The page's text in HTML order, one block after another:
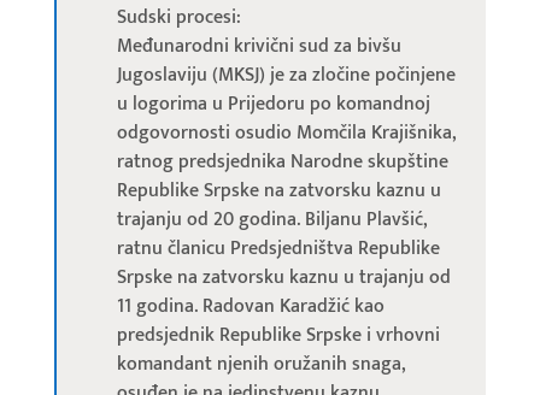
Sudski procesi:
Međunarodni krivični sud za bivšu
Jugoslaviju (MKSJ) je za zločine počinjene
u logorima u Prijedoru po komandnoj
odgovornosti osudio Momčila Krajišnika,
ratnog predsjednika Narodne skupštine
Republike Srpske na zatvorsku kaznu u
trajanju od 20 godina. Biljanu Plavšić,
ratnu članicu Predsjedništva Republike
Srpske na zatvorsku kaznu u trajanju od
11 godina. Radovan Karadžić kao
predsjednik Republike Srpske i vrhovni
komandant njenih oružanih snaga,